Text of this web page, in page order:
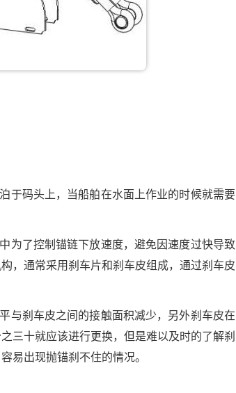
于码头上，当船舶在水面上作业的时候就需要
为了控制锚链下放速度，避免因速度过快导致
，通常采用刹车片和刹车皮组成，通过刹车皮
与刹车皮之间的接触面积减少，另外刹车皮在
三十就应该进行更换，但是难以及时的了解刹
易出现抛锚刹不住的情况。